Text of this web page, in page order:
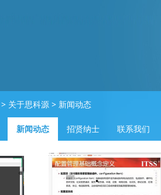
> 关于思科源 > 新闻动态
新闻动态 招贤纳士 联系我们